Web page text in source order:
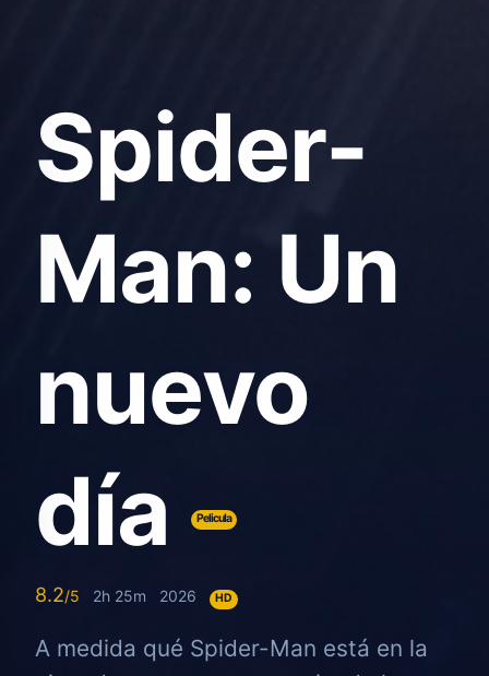
Spider-
Man: Un
nuevo
día
Pelicula
8.2 2h 25m 2026 HD
A medida qué Spider-Man está en la